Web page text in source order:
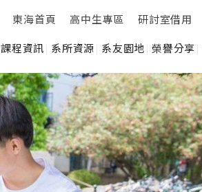
東海首頁 高中生專區 研討室借用
課程資訊 系所資源 系友園地 榮譽分享